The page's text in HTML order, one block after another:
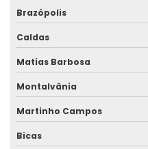
Trilhos para pontes rolantes
Trilhos de rolamento para
Trole Elétrico
Trole Elétrico Para Produção
Trole Motorizado Para Talha
Venda de peças para pontes
Brazópolis
Caldas
Matias Barbosa
Montalvânia
Martinho Campos
Bicas